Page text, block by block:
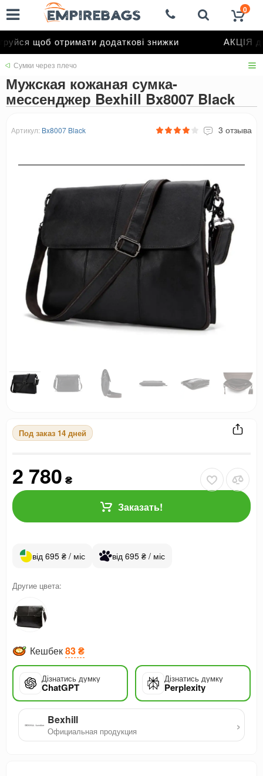
щоб отримати додаткові знижки АКЦІЯ до
0
Сумки через плечо
Мужская кожаная сумка-
мессенджер Bexhill Bx8007 Black
Артикул: Bx8007 Black 3 отзыва
Под заказ 14 дней
2 780 ₴
Заказать!
від 695 ₴ / міс від 695 ₴ / міс
Другие цвета:
Кешбек83 ₴
Дізнатись думку
ChatGPT
Дізнатись думку
Perplexity
Bexhill
Официальная продукция ›